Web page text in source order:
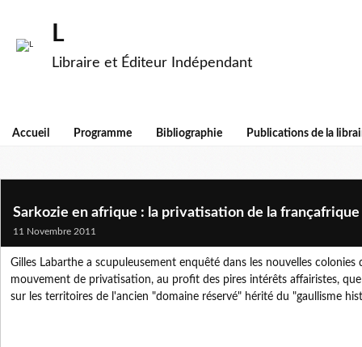
L
Libraire et Éditeur Indépendant
Accueil Programme Bibliographie Publications de la
Sarkozie en afrique : la privatisation de la françafrique
11 Novembre 2011
Gilles Labarthe a scupuleusement enquêté dans les nouvelles colonies
mouvement de privatisation, au profit des pires intérêts affairistes,
sur les territoires de l'ancien "domaine réservé" hérité du "gaullisme